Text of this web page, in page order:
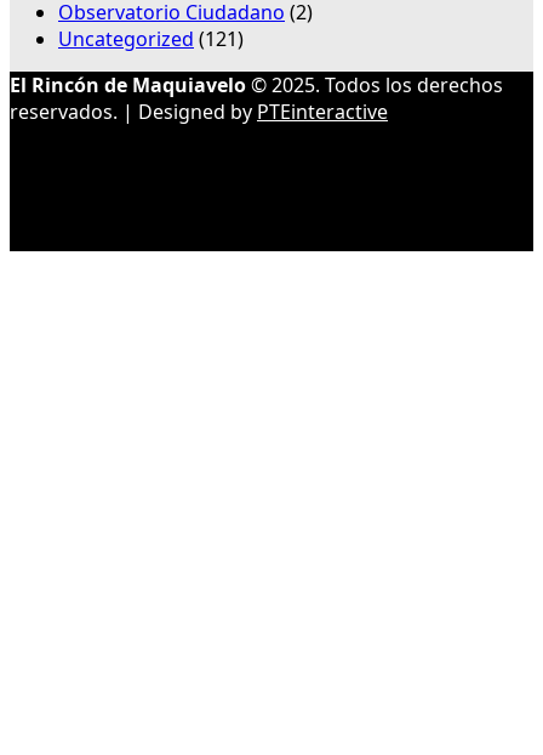
Observatorio Ciudadano (2)
Uncategorized (121)
El Rincón de Maquiavelo© 2025. Todos los derechos
reservados. | Designed by PTEinteractive